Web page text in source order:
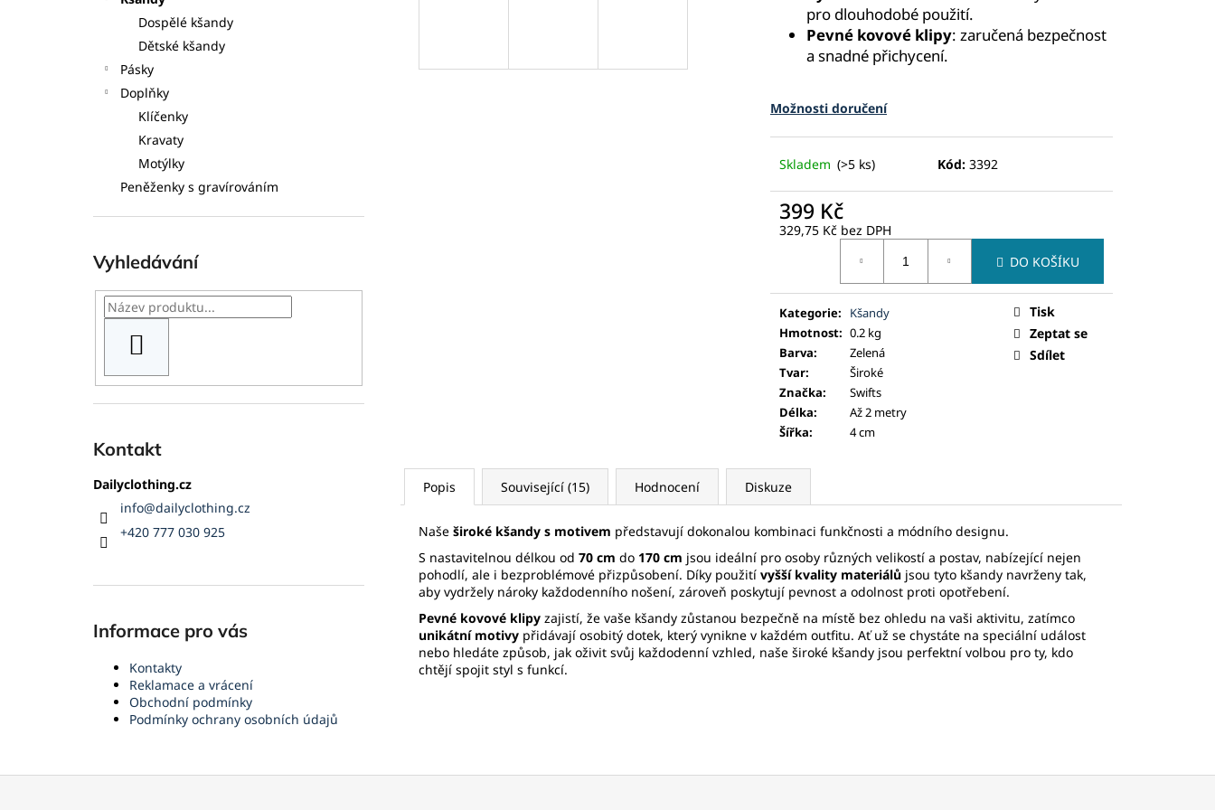
Dospělé kšandy
Dětské kšandy
Pásky
Doplňky
Klíčenky
Kravaty
Motýlky
Peněženky s gravírováním
Vyhledávání
Kontakt
Dailyclothing.cz
info@dailyclothing.cz
+420 777 030 925
Informace pro vás
Kontakty
Reklamace a vrácení
Obchodní podmínky
Podmínky ochrany osobních údajů
pro dlouhodobé použití.
Pevné kovové klipy: zaručená bezpečnost
a snadné přichycení.
Možnosti doručení
Skladem (>5 ks) Kód: 3392
399 Kč
329,75 Kč bez DPH
DO KOŠÍKU
Kategorie:
Kšandy
Hmotnost: 0.2 kg
Barva:
Zelená
Tvar:
Široké
Značka:
Swifts
Délka:
Až 2 metry
Šířka: 4 cm
Tisk
Zeptat se
Sdílet
Popis Související (15) Hodnocení Diskuze
Naše široké kšandy s motivem představují dokonalou kombinaci funkčnosti a módního designu.
S nastavitelnou délkou od 70 cm do 170 cm jsou ideální pro osoby různých velikostí a postav, nabízející nejen
pohodlí, ale i bezproblémové přizpůsobení. Díky použití vyšší kvality materiálů jsou tyto kšandy navrženy tak,
aby vydržely nároky každodenního nošení, zároveň poskytují pevnost a odolnost proti opotřebení.
Pevné kovové klipy zajistí, že vaše kšandy zůstanou bezpečně na místě bez ohledu na vaši aktivitu, zatímco
unikátní motivy přidávají osobitý dotek, který vynikne v každém outfitu. Ať už se chystáte na speciální událost
nebo hledáte způsob, jak oživit svůj každodenní vzhled, naše široké kšandy jsou perfektní volbou pro ty, kdo
chtějí spojit styl s funkcí.